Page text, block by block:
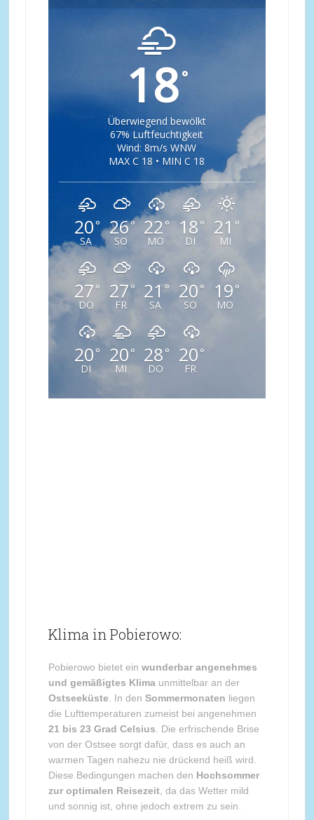
18°
Überwiegend bewölkt
67% Luftfeuchtigkeit
Wind: 8m/s WNW
MAX C 18 • MIN C 18
20°
SA
26°
SO
22°
MO
18 °
DI
21 °
MI
27 °
DO
27°
FR
21°
SA
20 °
SO
19 °
MO
20°
DI
20 °
MI
28 °
DO
20 °
FR
Klima in Pobierowo:
Pobierowo bietet ein wunderbar angenehmes
und gemäßigtes Klimaunmittelbar an der
Ostseeküste . In den Sommermonaten liegen
die Lufttemperaturen zumeist bei angenehmen
21 bis 23 Grad Celsius . Die erfrischende Brise
von der Ostsee sorgt dafür, dass es auch an
warmen Tagen nahezu nie drückend heiß wird.
Diese Bedingungen machen den Hochsommer
zur optimalen Reisezeit, da das Wetter mild
und sonnig ist, ohne jedoch extrem zu sein.